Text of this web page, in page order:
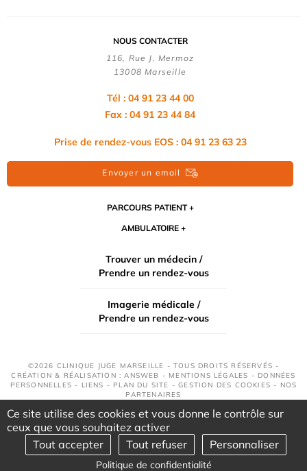
NOUS CONTACTER
116, Rue J. Mermoz
13008 Marseille
Tél : 04 91 23 44 00
Fax : 04 91 23 44 84
Prise de rendez-vous EOS : 04 91 23 63 23
Envoyer un email
PARCOURS PATIENT
AMBULATOIRE
Trouver un médecin /
Prendre un rendez-vous
Imagerie médicale /
Prendre un rendez-vous
©2026 CLINIQUE JUGE MARSEILLE - TOUS DROITS RÉSERVÉS -
CRÉATION & RÉALISATION : ANSWEB - MENTIONS LÉGALES - DONNÉES
PERSONNELLES - LIENS - PLAN DU SITE -GESTION DES COOKIES - NOS
PARTENAIRES
Ce site utilise des cookies et vous donne le contrôle sur
ceux que vous souhaitez activer
Tout accepter
Tout refuser Personnaliser
Politique de confidentialité